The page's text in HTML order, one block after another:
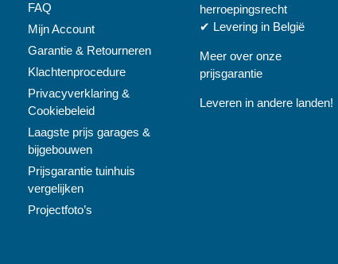
FAQ
Mijn Account
Garantie & Retourneren
Klachtenprocedure
Privacyverklaring &
Cookiebeleid
Laagste prijs garages &
bijgebouwen
Prijsgarantie tuinhuis
vergelijken
Projectfoto’s
herroepingsrecht
✔ Levering in België
Meer over onze
prijsgarantie
Leveren in andere landen!